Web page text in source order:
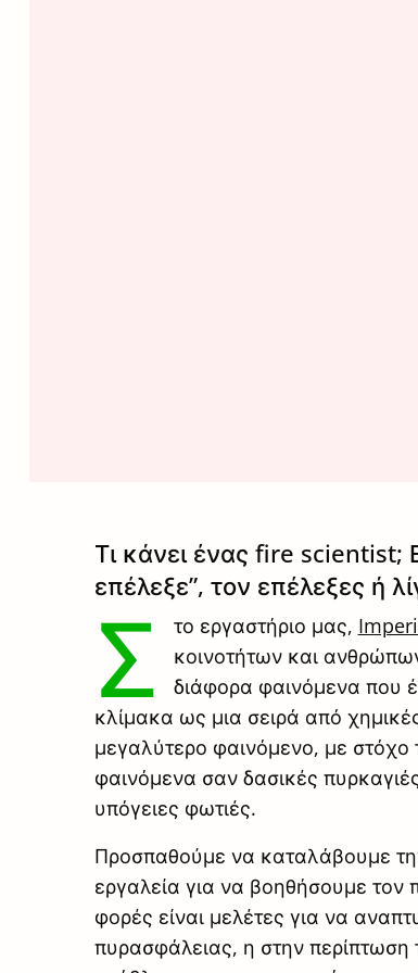
Τι κάνει ένας fire scientist;
επέλεξε”, τον επέλεξες ή
Σ το εργαστήριο μας,
κοινοτήτων και
διάφορα φαινόμενα που
κλίμακα ως μια σειρά από
μεγαλύτερο φαινόμενο, με
φαινόμενα σαν δασικές
υπόγειες φωτιές.
Προσπαθούμε να καταλάβουμε
εργαλεία για να βοηθήσουμε
φορές είναι μελέτες για να
πυρασφάλειας, η στην